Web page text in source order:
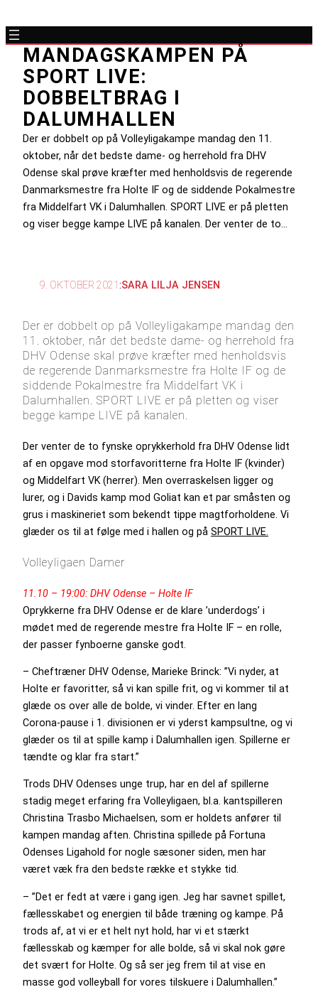
MANDAGSKAMPEN PÅ
SPORT LIVE:
DOBBELTBRAG I
DALUMHALLEN
Der er dobbelt op på Volleyligakampe mandag den 11.
oktober, når det bedste dame- og herrehold fra DHV
Odense skal prøve kræfter med henholdsvis de regerende
Danmarksmestre fra Holte IF og de siddende Pokalmestre
fra Middelfart VK i Dalumhallen. SPORT LIVE er på pletten
og viser begge kampe LIVE på kanalen. Der venter de to…
9. OKTOBER 2021 :SARA LILJA JENSEN
Der er dobbelt op på Volleyligakampe mandag den
11. oktober, når det bedste dame- og herrehold fra
DHV Odense skal prøve kræfter med henholdsvis
de regerende Danmarksmestre fra Holte IF og de
siddende Pokalmestre fra Middelfart VK i
Dalumhallen. SPORT LIVE er på pletten og viser
begge kampe LIVE på kanalen.
Der venter de to fynske oprykkerhold fra DHV Odense lidt
af en opgave mod storfavoritterne fra Holte IF (kvinder)
og Middelfart VK (herrer). Men overraskelsen ligger og
lurer, og i Davids kamp mod Goliat kan et par småsten og
grus i maskineriet som bekendt tippe magtforholdene. Vi
glæder os til at følge med i hallen og på SPORT LIVE.
Volleyligaen Damer
11.10 – 19:00: DHV Odense – Holte IF
Oprykkerne fra DHV Odense er de klare ’underdogs’ i
mødet med de regerende mestre fra Holte IF – en rolle,
der passer fynboerne ganske godt.
– Cheftræner DHV Odense, Marieke Brinck: ”Vi nyder, at
Holte er favoritter, så vi kan spille frit, og vi kommer til at
glæde os over alle de bolde, vi vinder. Efter en lang
Corona-pause i 1. divisionen er vi yderst kampsultne, og vi
glæder os til at spille kamp i Dalumhallen igen. Spillerne er
tændte og klar fra start.”
Trods DHV Odenses unge trup, har en del af spillerne
stadig meget erfaring fra Volleyligaen, bl.a. kantspilleren
Christina Trasbo Michaelsen, som er holdets anfører til
kampen mandag aften. Christina spillede på Fortuna
Odenses Ligahold for nogle sæsoner siden, men har
været væk fra den bedste række et stykke tid.
– ”Det er fedt at være i gang igen. Jeg har savnet spillet,
fællesskabet og energien til både træning og kampe. På
trods af, at vi er et helt nyt hold, har vi et stærkt
fællesskab og kæmper for alle bolde, så vi skal nok gøre
det svært for Holte. Og så ser jeg frem til at vise en
masse god volleyball for vores tilskuere i Dalumhallen.”